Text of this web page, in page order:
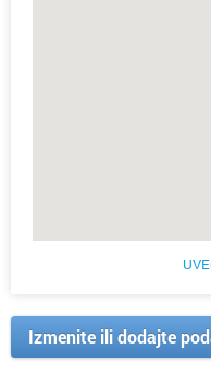
Izmenite ili dodajte